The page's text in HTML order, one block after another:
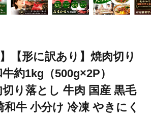
】【形に訳あり】焼肉切り
約1kg（500g×2P）
り落とし 牛肉 国産 黒毛
和牛 小分け 冷凍 やきにく